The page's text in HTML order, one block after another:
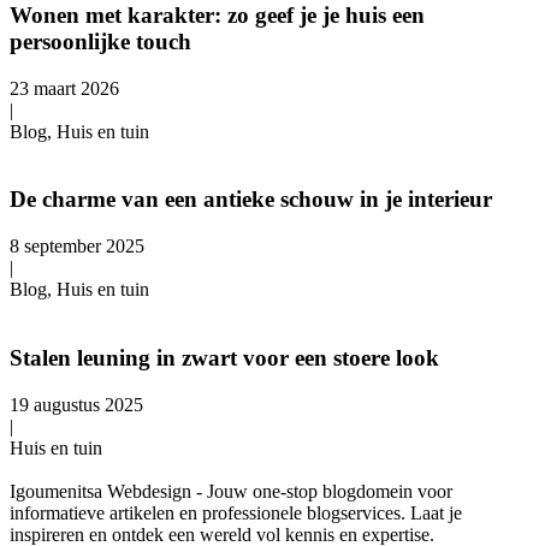
Wonen met karakter: zo geef je je huis een
persoonlijke touch
23 maart 2026
|
Blog, Huis en tuin
De charme van een antieke schouw in je interieur
8 september 2025
|
Blog, Huis en tuin
Stalen leuning in zwart voor een stoere look
19 augustus 2025
|
Huis en tuin
Igoumenitsa Webdesign - Jouw one-stop blogdomein voor
informatieve artikelen en professionele blogservices. Laat je
inspireren en ontdek een wereld vol kennis en expertise.